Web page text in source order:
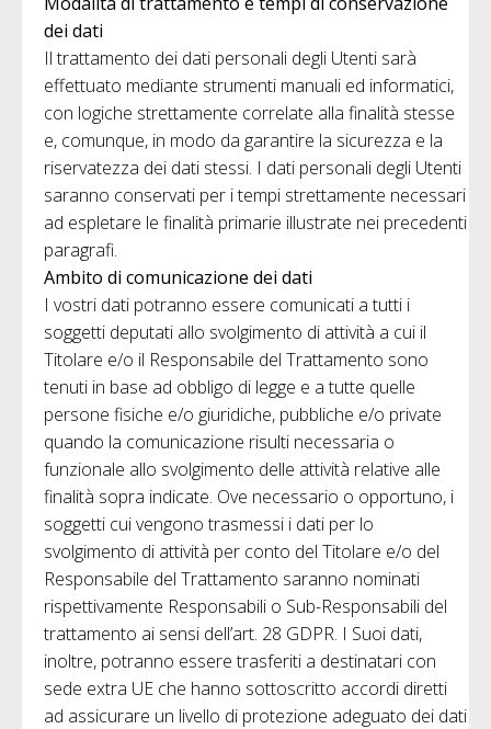
dei dati
Il trattamento dei dati personali degli Utenti sarà
effettuato mediante strumenti manuali ed informatici,
con logiche strettamente correlate alla finalità stesse
e, comunque, in modo da garantire la sicurezza e la
riservatezza dei dati stessi. I dati personali degli Utenti
saranno conservati per i tempi strettamente necessari
ad espletare le finalità primarie illustrate nei precedenti
paragrafi.
Ambito di comunicazione dei dati
I vostri dati potranno essere comunicati a tutti i
soggetti deputati allo svolgimento di attività a cui il
Titolare e/o il Responsabile del Trattamento sono
tenuti in base ad obbligo di legge e a tutte quelle
persone fisiche e/o giuridiche, pubbliche e/o private
quando la comunicazione risulti necessaria o
funzionale allo svolgimento delle attività relative alle
finalità sopra indicate. Ove necessario o opportuno, i
soggetti cui vengono trasmessi i dati per lo
svolgimento di attività per conto del Titolare e/o del
Responsabile del Trattamento saranno nominati
rispettivamente Responsabili o Sub-Responsabili del
trattamento ai sensi dell’art. 28 GDPR. I Suoi dati,
inoltre, potranno essere trasferiti a destinatari con
sede extra UE che hanno sottoscritto accordi diretti
ad assicurare un livello di protezione adeguato dei dati